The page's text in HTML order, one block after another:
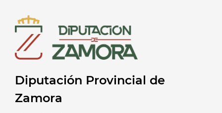
Diputación Provincial de
Zamora